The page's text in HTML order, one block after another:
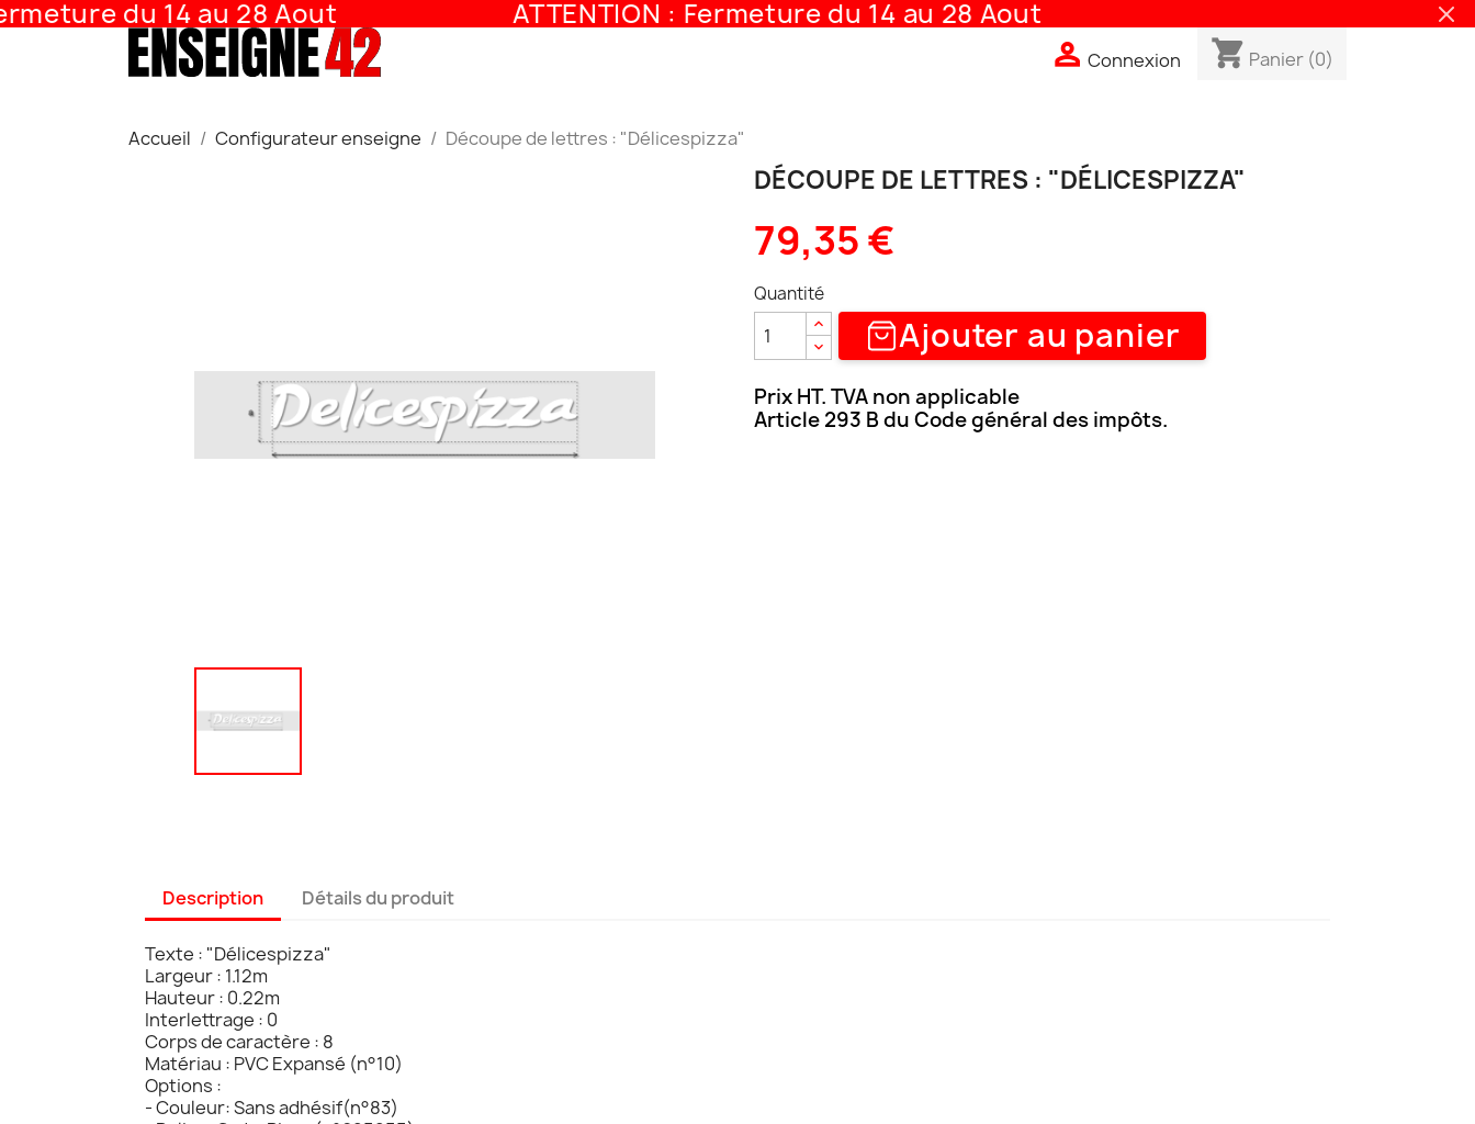
du 14 au 28 Aout ATTENTION : Fermeture du 14 au 28 Aout
 Connexion shopping_cart Panier (0)
Accueil Configurateur enseigne Découpe de lettres : "Délicespizza"
DÉCOUPE DE LETTRES : "DÉLICESPIZZA"
79,35 €
Quantité
Ajouter au panier
Prix HT. TVA non applicable
Article 293 B du Code général des impôts.
Description Détails du produit
Texte : "Délicespizza"
Largeur : 1.12m
Hauteur : 0.22m
Interlettrage : 0
Corps de caractère : 8
Matériau : PVC Expansé (n°10)
Options :
- Couleur: Sans adhésif(n°83)